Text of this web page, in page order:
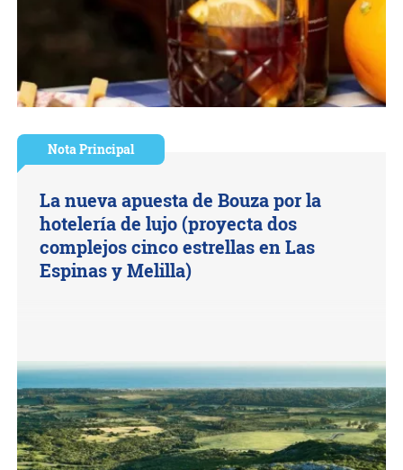
Nota Principal
La nueva apuesta de Bouza por la
hotelería de lujo (proyecta dos
complejos cinco estrellas en Las
Espinas y Melilla)